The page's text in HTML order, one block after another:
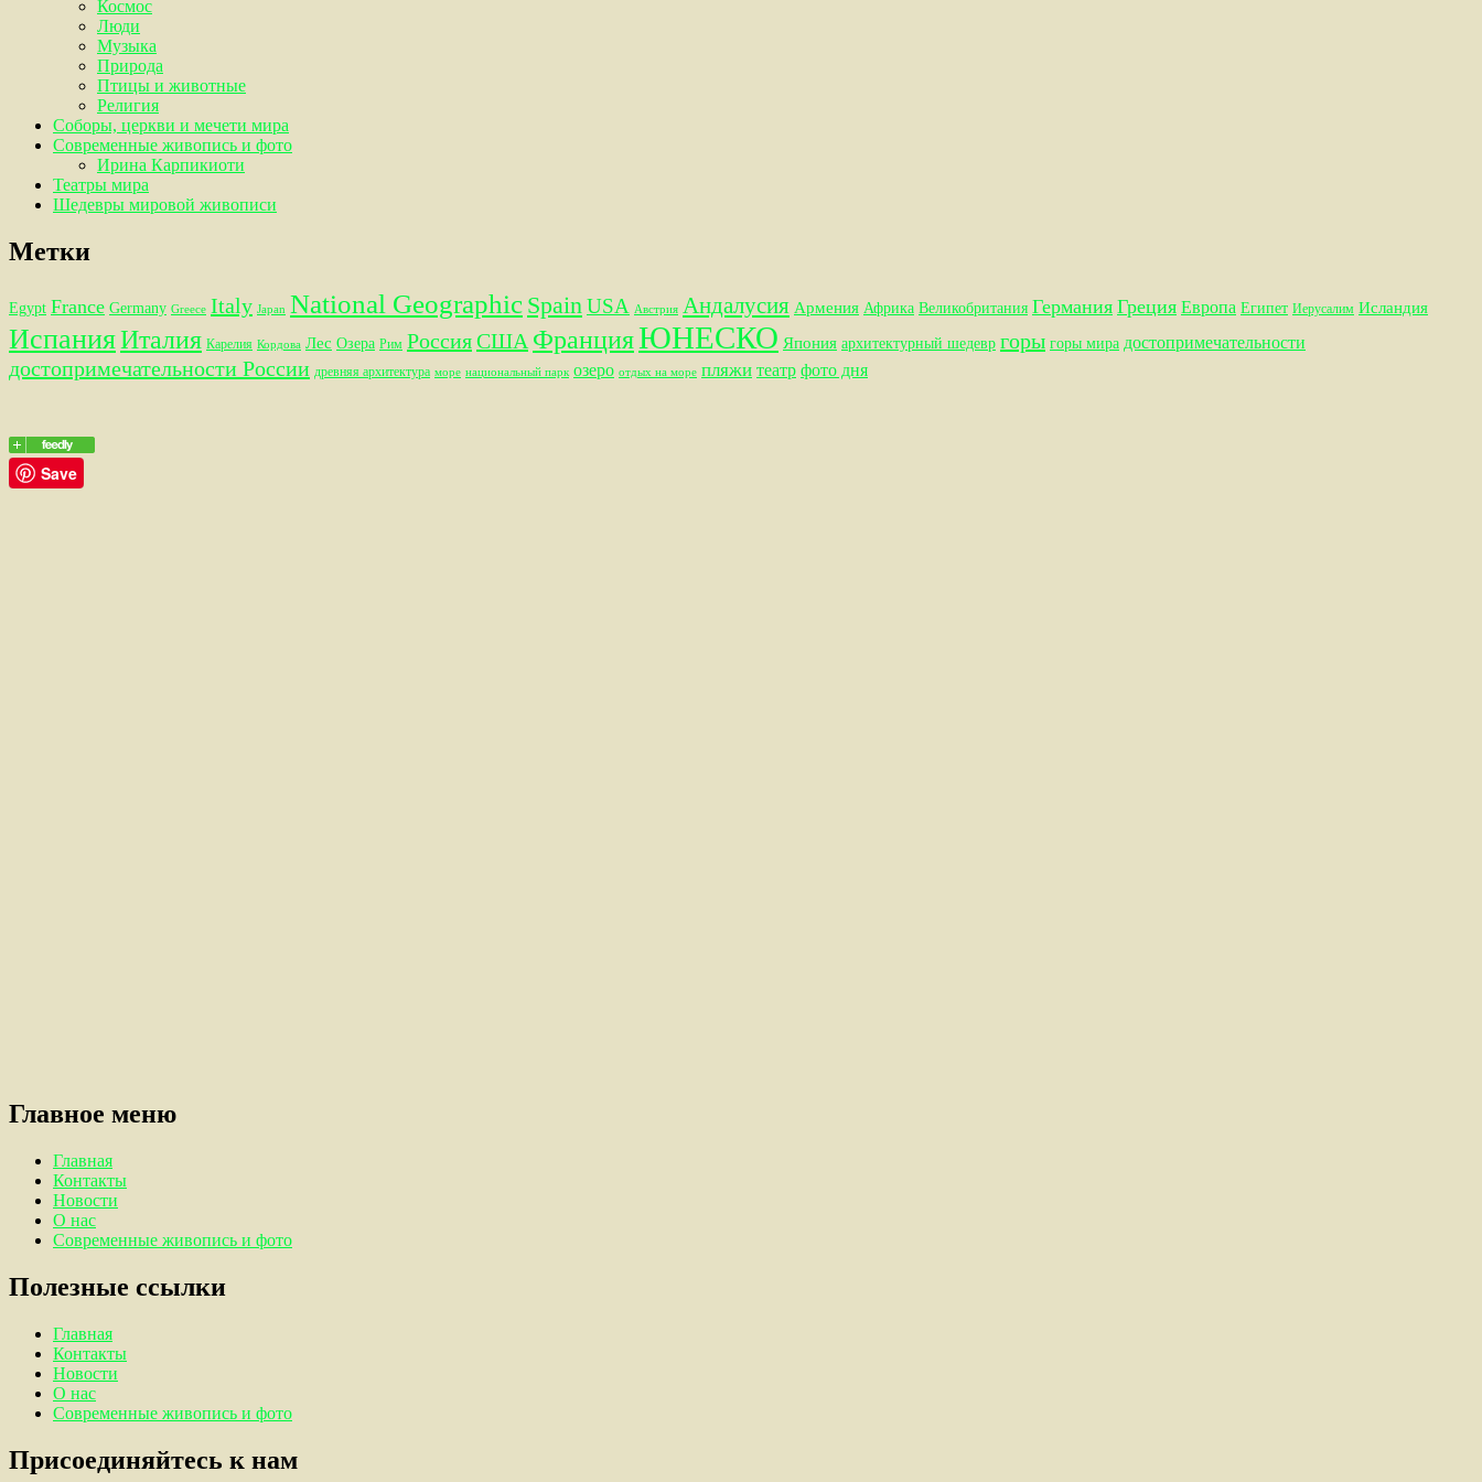
Космос
Люди
Музыка
Природа
Птицы и животные
Религия
Соборы, церкви и мечети мира
Современные живопись и фото
Ирина Карпикиоти
Театры мира
Шедевры мировой живописи
Метки
Egypt France Germany Greece Italy Japan National Geographic SpainUSA Австрия Андалусия Армения Африка Великобритания Германия Греция Европа Египет Иерусалим Исландия
ИспанияИталия Карелия Кордова Лес Озера Рим РоссияСША ФранцияЮНЕСКО Япония архитектурный шедевр горы горы мира достопримечательности
достопримечательности России древняя архитектура море национальный парк озеро отдых на море пляжи театр фото дня
Save
Главное меню
Главная
Контакты
Новости
О нас
Современные живопись и фото
Полезные ссылки
Главная
Контакты
Новости
О нас
Современные живопись и фото
Присоединяйтесь к нам